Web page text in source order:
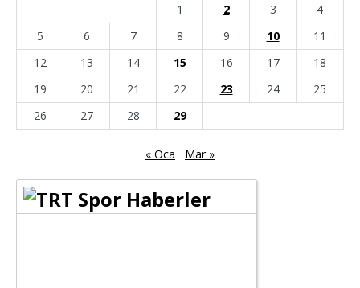
1
2 3
4
5
6 7 8 9 10
11
12
13 14 15 16 17
18
19
20 21 22 23 24
25
26
27 28 29
« Oca Mar »